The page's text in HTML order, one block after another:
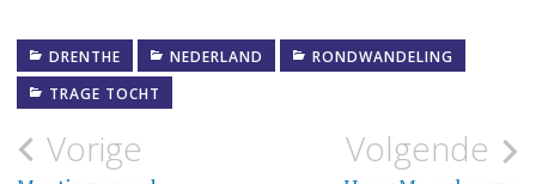
DRENTHE NEDERLAND
RONDWANDELING
TRAGE TOCHT
Bericht
Vorige Volgende